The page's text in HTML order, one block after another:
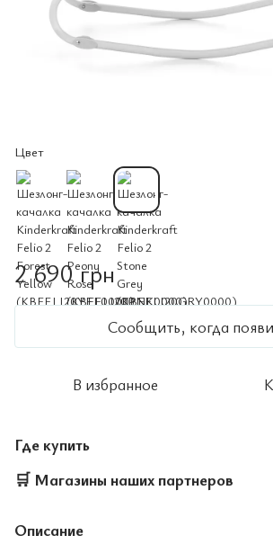
Цвет
2 690 грн
Сообщить, когда
В избранное
Где купить
🛒 Магазины наших партнеров
Описание